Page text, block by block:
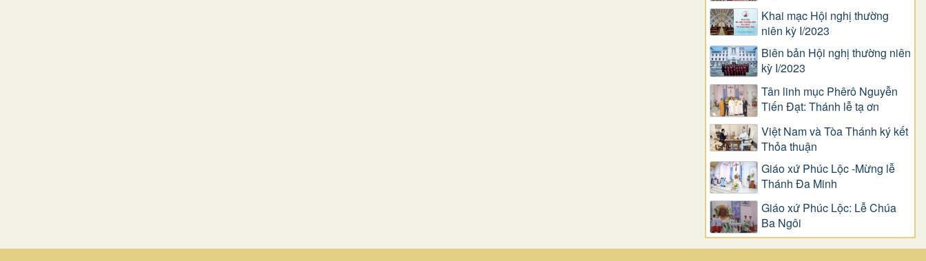
Khai mạc Hội nghị thường
niên kỳ I/2023
Biên bản Hội nghị thường niên
kỳ I/2023
Tân linh mục Phêrô Nguyễn
Tiến Đạt: Thánh lễ tạ ơn
Việt Nam và Tòa Thánh ký kết
Thỏa thuận
Giáo xứ Phúc Lộc -Mừng lễ
Thánh Đa Minh
Giáo xứ Phúc Lộc: Lễ Chúa
Ba Ngôi